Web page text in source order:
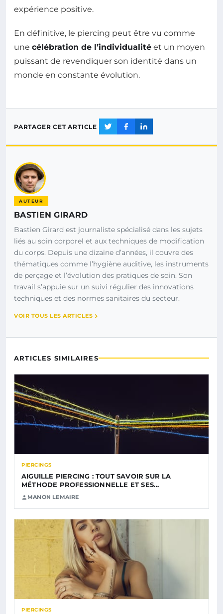
expérience positive.
En définitive, le piercing peut être vu comme
une célébration de l’individualité et un moyen
puissant de revendiquer son identité dans un
monde en constante évolution.
PARTAGER CET ARTICLE
AUTEUR
BASTIEN GIRARD
Bastien Girard est journaliste spécialisé dans les sujets
liés au soin corporel et aux techniques de modification
du corps. Depuis une dizaine d’années, il couvre des
thématiques comme l’hygiène auditive, les instruments
de perçage et l’évolution des pratiques de soin. Son
travail s’appuie sur un suivi régulier des innovations
techniques et des normes sanitaires du secteur.
VOIR TOUS LES ARTICLES
ARTICLES SIMILAIRES
PIERCINGS
AIGUILLE PIERCING : TOUT SAVOIR SUR LA
MÉTHODE PROFESSIONNELLE ET SES…
MANON LEMAIRE
PIERCINGS